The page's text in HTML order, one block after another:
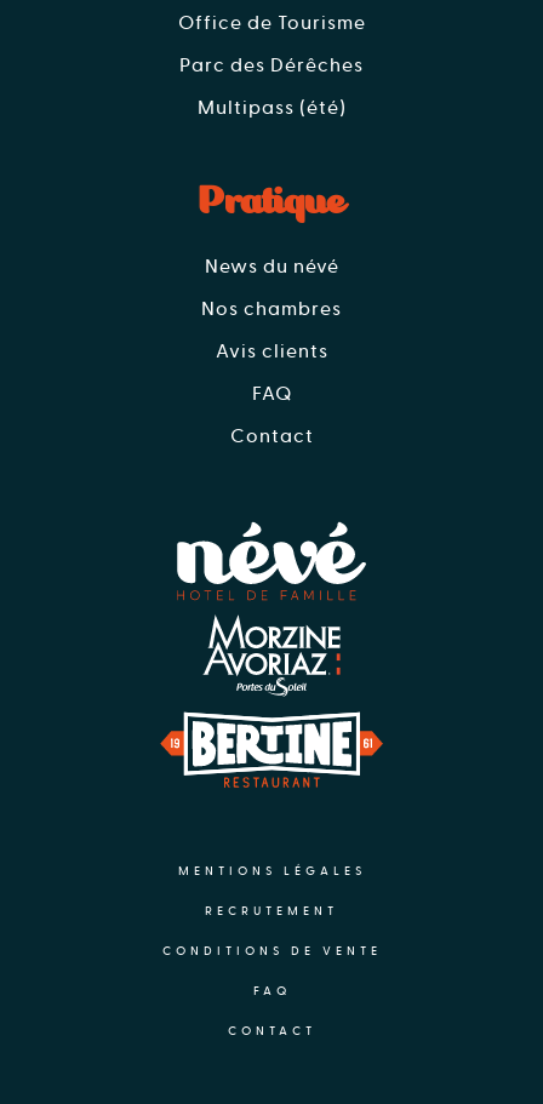
Office de Tourisme
Parc des Dérêches
Multipass (été)
Pratique
News du névé
Nos chambres
Avis clients
FAQ
Contact
MENTIONS LÉGALES
RECRUTEMENT
CONDITIONS DE VENTE
FAQ
CONTACT